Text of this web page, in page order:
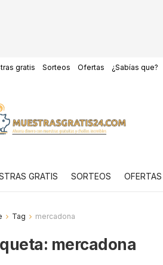
gratis Sorteos Ofertas ¿Sabías que?
GRATIS SORTEOS OFERTAS
Tag mercadona
mercadona